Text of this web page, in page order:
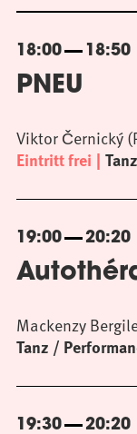
18:00 18:50
PNEU
Eintritt frei
Viktor Černický
19:00 20:20
Tanz /
Mackenzy
19:30 20:20